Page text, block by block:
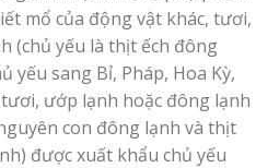
mổ của động vật khác, tươi,
(chủ yếu là thịt ếch đông
yếu sang Bỉ, Pháp, Hoa Kỳ,
ướp lạnh hoặc đông lạnh
con đông lạnh và thịt
được xuất khẩu chủ yếu